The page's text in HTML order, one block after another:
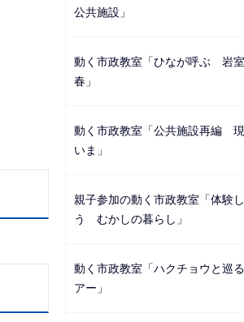
公共施設」
動く市政教室「ひなが呼ぶ 岩
春」
動く市政教室「公共施設再編
いま」
親子参加の動く市政教室「体験
う むかしの暮らし」
動く市政教室「ハクチョウと巡
アー」